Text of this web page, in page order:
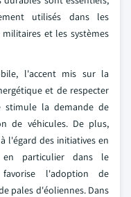
utilisés dans les
et les systèmes
l'accent mis sur la
et de respecter
stimule la demande de
de véhicules. De plus,
l'égard des initiatives en
en particulier dans le
l'adoption de
pales d'éoliennes. Dans